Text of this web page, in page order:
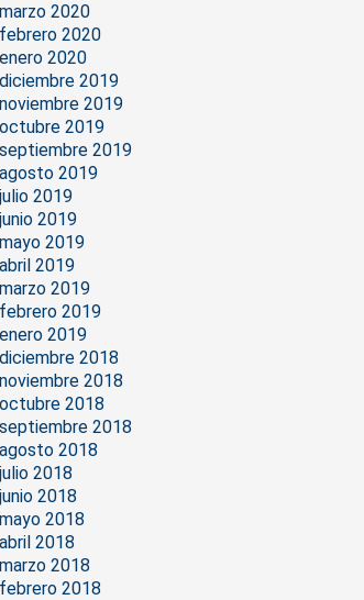
marzo 2020
febrero 2020
enero 2020
diciembre 2019
noviembre 2019
octubre 2019
septiembre 2019
agosto 2019
julio 2019
junio 2019
mayo 2019
abril 2019
marzo 2019
febrero 2019
enero 2019
diciembre 2018
noviembre 2018
octubre 2018
septiembre 2018
agosto 2018
julio 2018
junio 2018
mayo 2018
abril 2018
marzo 2018
febrero 2018